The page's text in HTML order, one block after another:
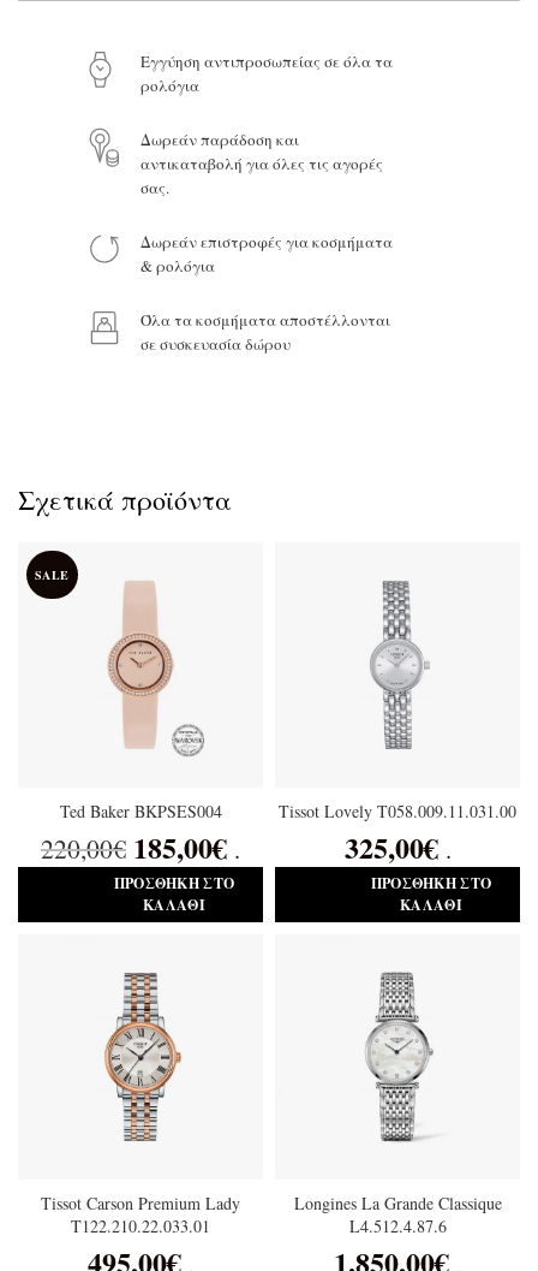
Το μήνυμά σας
Eγγύηση αντιπροσωπείας σε όλα τα
ρολόγια
Δωρεάν παράδοση και
αντικαταβολή για όλες τις αγορές
σας.
Δωρεάν επιστροφές για κοσμήματα
& ρολόγια
Όλα τα κοσμήματα αποστέλλονται
σε συσκευασία δώρου
Σχετικά προϊόντα
SALE
Ted Baker BKPSES004
220,00€ 185,00€ .
ΠΡΟΣΘΉΚΗ ΣΤΟ
ΚΑΛΆΘΙ
Tissot Lovely T058.009.11.031.00
325,00€ .
ΠΡΟΣΘΉΚΗ ΣΤΟ
ΚΑΛΆΘΙ
Tissot Carson Premium Lady
T122.210.22.033.01
495,00€ .
Longines La Grande Classique
L4.512.4.87.6
1.850,00€ .